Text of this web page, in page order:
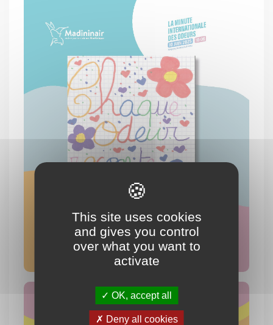
This site uses cookies
and gives you control
over what you want to
activate
OK, accept all
Deny all cookies